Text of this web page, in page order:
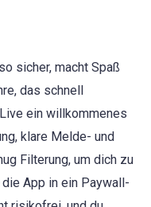
sicher, macht Spaß
das schnell
ein willkommenes
klare Melde- und
Filterung, um dich zu
App in ein Paywall-